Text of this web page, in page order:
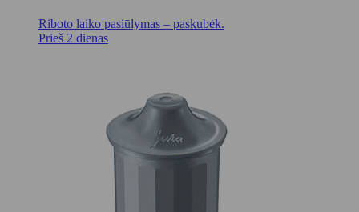
Riboto laiko pasiūlymas – paskubėk.
Prieš 2 dienas